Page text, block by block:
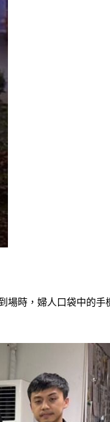
時，婦人口袋中的